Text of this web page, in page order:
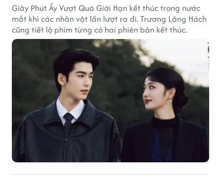
Giây Phút Ấy Vượt Quá Giới Hạn kết thúc trong nước
mắt khi các nhân vật lần lượt ra đi. Trương Lăng Hách
cũng tiết lộ phim từng có hai phiên bản kết thúc.